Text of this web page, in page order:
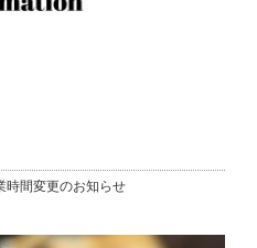
間変更のお知らせ